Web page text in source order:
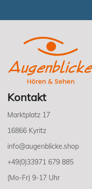
Kontakt
Marktplatz 17
16866 Kyritz
info@augenblicke.shop
+49(0)33971 679 885
(Mo-Fr) 9-17 Uhr